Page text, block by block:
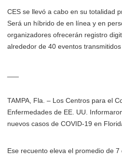
CES se llevó a cabo en su totalidad
Será un híbrido de en línea y en
organizadores ofrecerán registro
alrededor de 40 eventos transmitidos
TAMPA, Fla. – Los Centros para el
Enfermedades de EE. UU.
nuevos casos de COVID-19 en
Ese recuento eleva el promedio de